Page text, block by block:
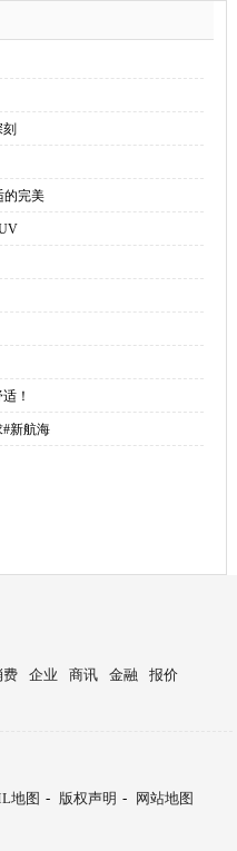
的完美
！
新航海
费 企业 商讯 金融
报价
地图 - 版权声明 -
网站地图